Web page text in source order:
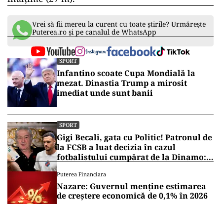
Vrei să fii mereu la curent cu toate știrile? Urmărește
Puterea.ro și pe canalul de WhatsApp
SPORT
Infantino scoate Cupa Mondială la
mezat. Dinastia Trump a mirosit
imediat unde sunt banii
SPORT
Gigi Becali, gata cu Politic! Patronul de
la FCSB a luat decizia în cazul
fotbalistului cumpărat de la Dinamo:
Puterea Financiara
Nazare: Guvernul menține estimarea
de creștere economică de 0,1% în 2026